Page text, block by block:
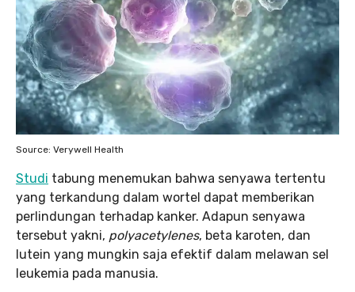
Source: Verywell Health
Studi tabung menemukan bahwa senyawa tertentu
yang terkandung dalam wortel dapat memberikan
perlindungan terhadap kanker. Adapun senyawa
tersebut yakni, polyacetylenes, beta karoten, dan
lutein yang mungkin saja efektif dalam melawan sel
leukemia pada manusia.